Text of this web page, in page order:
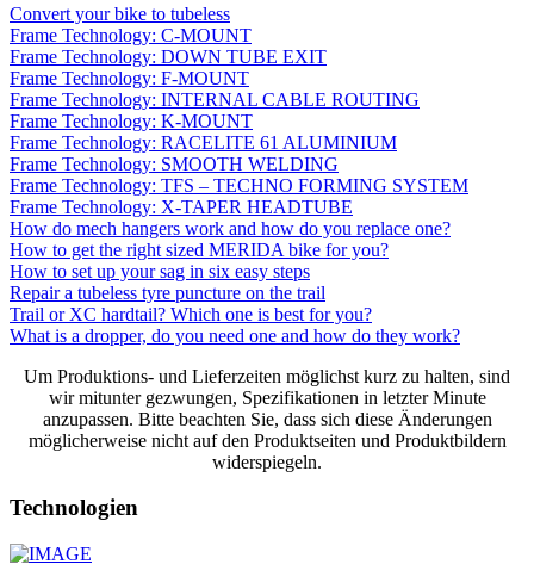
Convert your bike to tubeless
Frame Technology: C-MOUNT
Frame Technology: DOWN TUBE EXIT
Frame Technology: F-MOUNT
Frame Technology: INTERNAL CABLE ROUTING
Frame Technology: K-MOUNT
Frame Technology: RACELITE 61 ALUMINIUM
Frame Technology: SMOOTH WELDING
Frame Technology: TFS – TECHNO FORMING SYSTEM
Frame Technology: X-TAPER HEADTUBE
How do mech hangers work and how do you replace one?
How to get the right sized MERIDA bike for you?
How to set up your sag in six easy steps
Repair a tubeless tyre puncture on the trail
Trail or XC hardtail? Which one is best for you?
What is a dropper, do you need one and how do they work?
Um Produktions- und Lieferzeiten möglichst kurz zu halten, sind
wir mitunter gezwungen, Spezifikationen in letzter Minute
anzupassen. Bitte beachten Sie, dass sich diese Änderungen
möglicherweise nicht auf den Produktseiten und Produktbildern
widerspiegeln.
Technologien